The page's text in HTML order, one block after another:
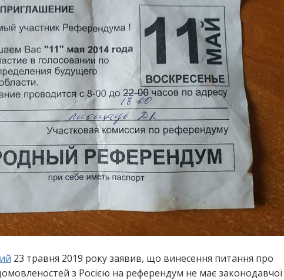
23 травня 2019 року заявив, що винесення питання про
з Росією на референдум не має законодавчої